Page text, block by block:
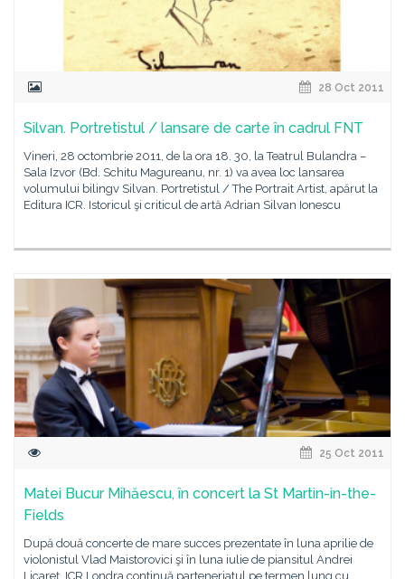
28 Oct 2011
Silvan. Portretistul / lansare de carte în cadrul FNT
Vineri, 28 octombrie 2011, de la ora 18. 30, la Teatrul Bulandra –
Sala Izvor (Bd. Schitu Magureanu, nr. 1) va avea loc lansarea
volumului bilingv Silvan. Portretistul / The Portrait Artist, apărut la
Editura ICR. Istoricul şi criticul de artă Adrian Silvan Ionescu
25 Oct 2011
Matei Bucur Mihăescu, în concert la St Martin-in-the-
Fields
După două concerte de mare succes prezentate în luna aprilie de
violonistul Vlad Maistorovici şi în luna iulie de piansitul Andrei
Licareţ, ICR Londra continuă parteneriatul pe termen lung cu